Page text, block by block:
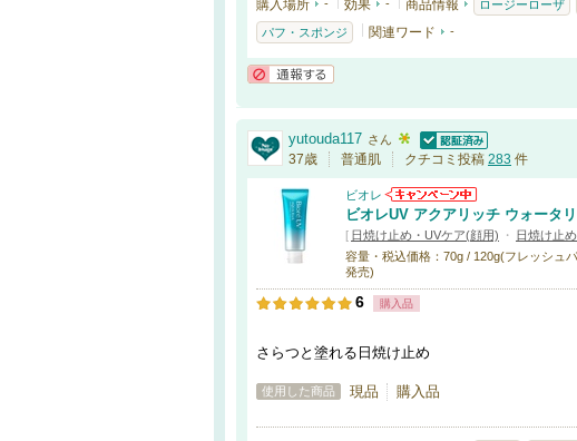
購入場所 - 効果 - 商品情報 ロージーローザ
パフ・スポンジ 関連ワード -
yutouda117 さん
認証済
37歳 普通肌 クチコミ投稿 283 件
ビオレ
ビオレUV アクアリッチ ウォータ
[ 日焼け止め・UVケア(顔用) ・ 日焼け止
容量・税込価格：70g / 120g(フレッシュ
発売)
6 購入品
さらつと塗れる日焼け止め
使用した商品 現品 購入品